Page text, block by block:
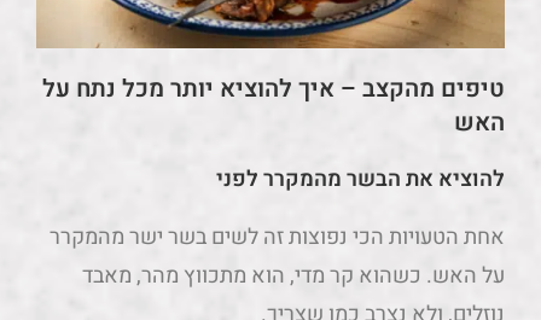
טיפים מהקצב – איך להוציא יותר מכל נתח על
האש
להוציא את הבשר מהמקרר לפני
אחת הטעויות הכי נפוצות זה לשים בשר ישר מהמקרר
על האש. כשהוא קר מדי, הוא מתכווץ מהר, מאבד
נוזלים, ולא נצרב כמו שצריך.